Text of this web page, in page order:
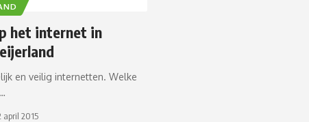
het internet in
en veilig internetten. Welke
april 2015